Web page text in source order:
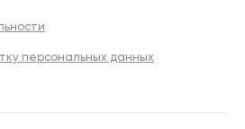
персональных данных